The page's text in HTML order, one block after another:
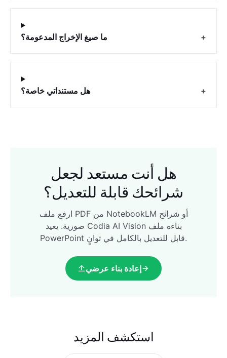
ما صيغ الإخراج المدعومة؟ +
هل مستنداتي خاصة؟ +
هل أنت مستعد لجعل
شرائحك قابلة للتعديل؟
ارفع ملف PDF من NotebookLM أو شرائح
صورية. يعيد Codia AI Vision بناءه ملف
PowerPoint قابل للتعديل بالكامل في ثوانٍ.
إعادة بناء عرضي
استكشف المزيد